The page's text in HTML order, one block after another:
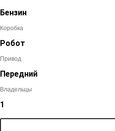
Бензин
Коробка
Робот
Привод
Передний
Владельцы
1